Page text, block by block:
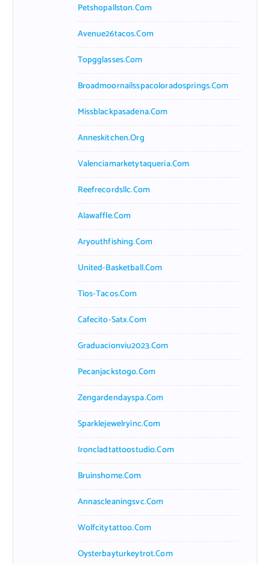
Petshopallston.com
Avenue26tacos.com
Topgglasses.com
Broadmoornailsspacoloradosprings.com
Missblackpasadena.com
Anneskitchen.org
Valenciamarketytaqueria.com
Reefrecordsllc.com
Alawaffle.com
Aryouthfishing.com
United-Basketball.com
Tios-Tacos.com
Cafecito-Satx.com
Graduacionviu2023.com
Pecanjackstogo.com
Zengardendayspa.com
Sparklejewelryinc.com
Ironcladtattoostudio.com
Bruinshome.com
Annascleaningsvc.com
Wolfcitytattoo.com
Oysterbayturkeytrot.com